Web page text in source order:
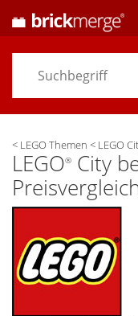
< LEGO Themen < LEGO
LEGO® City
Preisvergleich
Themen/ Händler
Alarme& Wunschlisten